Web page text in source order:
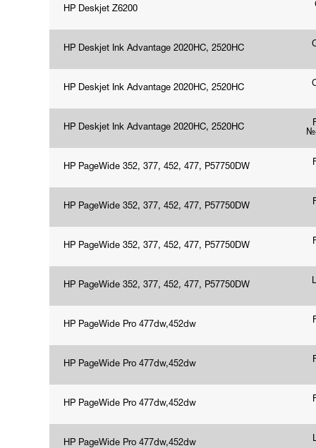
HP Deskjet Z6200
HP Deskjet Ink Advantage 2020HC, 2520HC
HP Deskjet Ink Advantage 2020HC, 2520HC
HP Deskjet Ink Advantage 2020HC, 2520HC
HP PageWide 352, 377, 452, 477, P57750DW
HP PageWide 352, 377, 452, 477, P57750DW
HP PageWide 352, 377, 452, 477, P57750DW
HP PageWide 352, 377, 452, 477, P57750DW
HP PageWide Pro 477dw,452dw
HP PageWide Pro 477dw,452dw
HP PageWide Pro 477dw,452dw
HP PageWide Pro 477dw,452dw